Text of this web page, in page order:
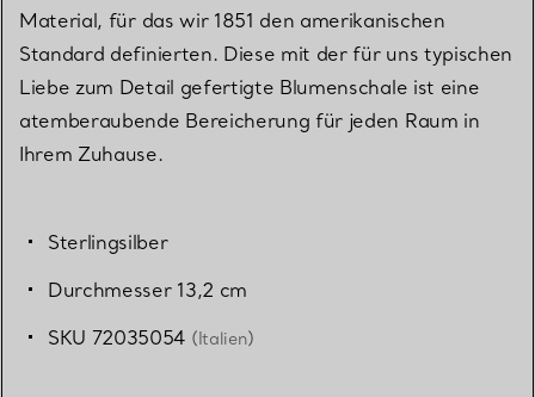
Material, für das wir 1851 den amerikanischen
Standard definierten. Diese mit der für uns typischen
Liebe zum Detail gefertigte Blumenschale ist eine
atemberaubende Bereicherung für jeden Raum in
Ihrem Zuhause.
Sterlingsilber
Durchmesser 13,2 cm
SKU 72035054 (Italien)